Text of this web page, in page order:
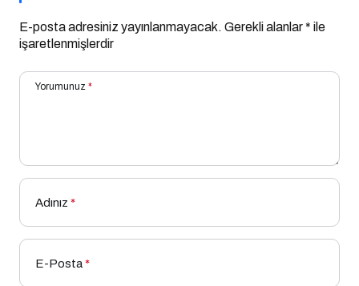
E-posta adresiniz yayınlanmayacak. Gerekli alanlar* ile
işaretlenmişlerdir
Yorumunuz *
Adınız *
E-Posta*